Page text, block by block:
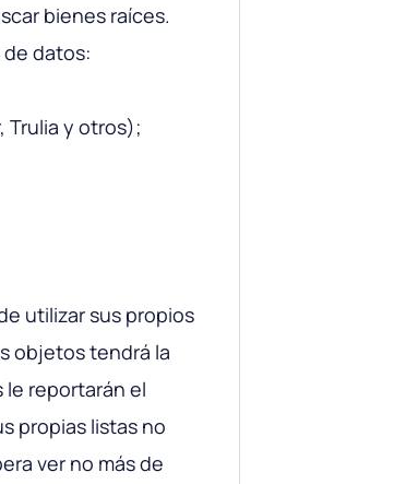
bienes raíces.
datos:
Trulia y otros);
utilizar sus propios
objetos tendrá la
le reportarán el
propias listas no
ver no más de